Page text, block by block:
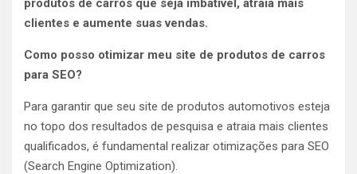
clientes e aumente suas vendas.
Como posso otimizar meu site de produtos de carros
para SEO?
Para garantir que seu site de produtos automotivos esteja
no topo dos resultados de pesquisa e atraia mais clientes
qualificados, é fundamental realizar otimizações para SEO
(Search Engine Optimization).